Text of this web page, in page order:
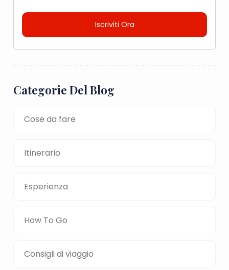
Iscriviti Ora
Categorie Del Blog
Cose da fare
Itinerario
Esperienza
How To Go
Consigli di viaggio